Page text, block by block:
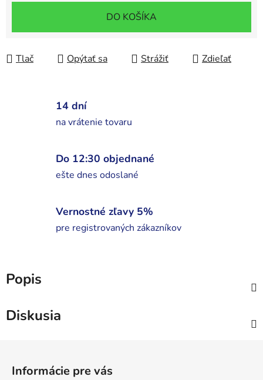
DO KOŠÍKA
Tlač Opýtať sa Strážiť Zdieľať
14 dní
na vrátenie tovaru
Do 12:30 objednané
ešte dnes odoslané
Vernostné zľavy 5%
pre registrovaných zákazníkov
Popis
Diskusia
Informácie pre vás